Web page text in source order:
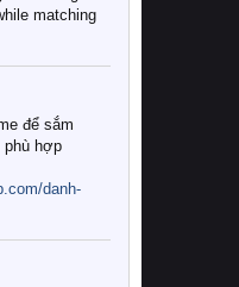
matching
để sắm
phù hợp
danh-